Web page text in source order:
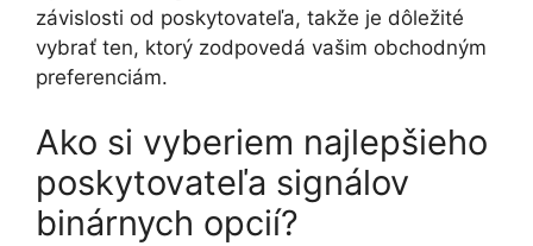
závislosti od poskytovateľa, takže je dôležité
vybrať ten, ktorý zodpovedá vašim obchodným
preferenciám.
Ako si vyberiem najlepšieho
poskytovateľa signálov
binárnych opcií?